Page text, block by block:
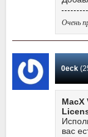
Очень
0eck
MacX
вас